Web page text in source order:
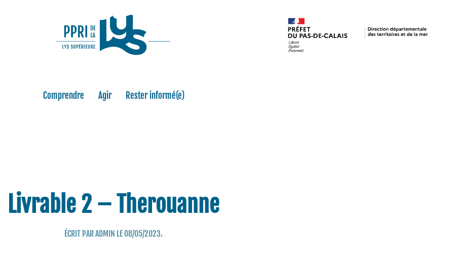
Comprendre Agir Rester informé(e)
Livrable 2 – Therouanne
ÉCRIT PARADMIN LE08/05/2023.